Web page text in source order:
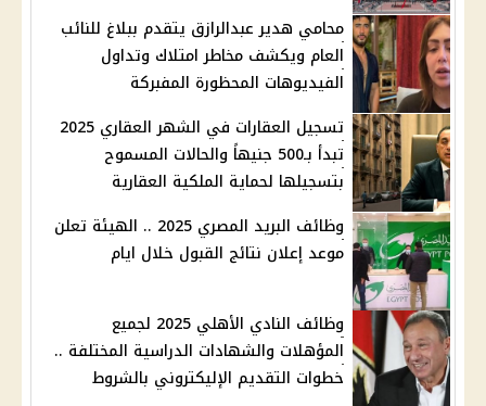
محامي هدير عبدالرازق يتقدم ببلاغ للنائب
العام ويكشف مخاطر امتلاك وتداول
الفيديوهات المحظورة المفبركة
تسجيل العقارات في الشهر العقاري 2025
تبدأ بـ500 جنيهاً والحالات المسموح
بتسجيلها لحماية الملكية العقارية
وظائف البريد المصري 2025 .. الهيئة تعلن
موعد إعلان نتائج القبول خلال ايام
وظائف النادي الأهلي 2025 لجميع
المؤهلات والشهادات الدراسية المختلفة ..
خطوات التقديم الإليكتروني بالشروط